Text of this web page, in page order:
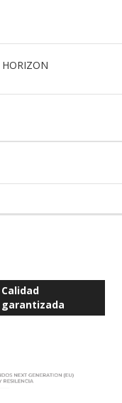
HORIZON
Calidad
garantizada